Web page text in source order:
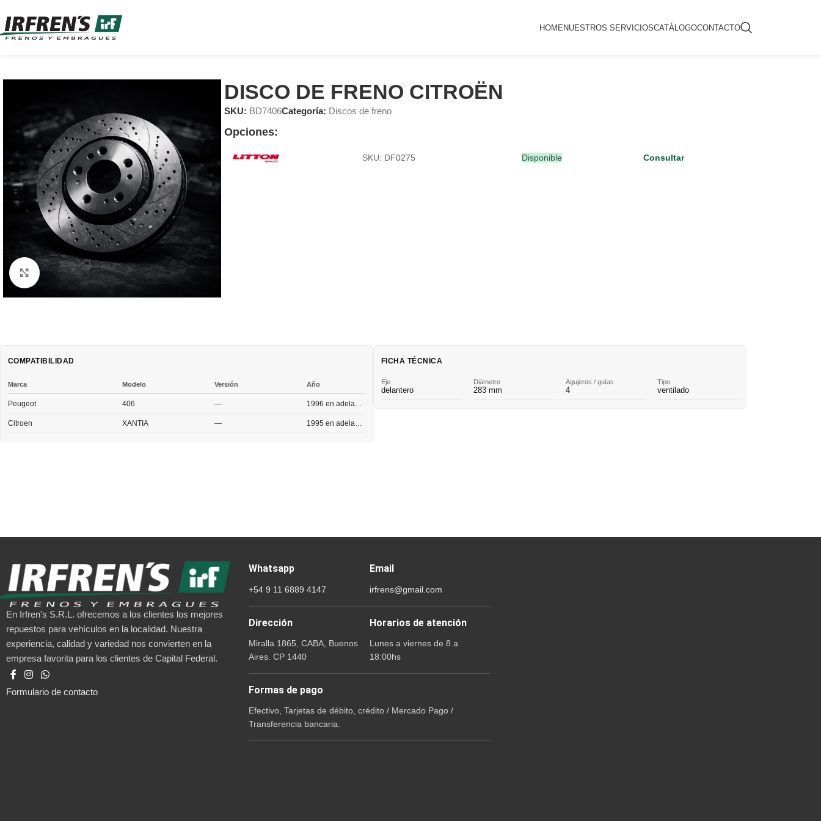
HOMENUESTROS SERVICIOSCATÁLOGOCONTACTO
Clic para ampliar
DISCO DE FRENO CITROËN
SKU: BD7406Categoría: Discos de freno
Opciones:
SKU: DF0275 Disponible Consultar
COMPATIBILIDAD
Marca Modelo Versión Año
Peugeot 406 —
Citroen XANTIA —
FICHA TÉCNICA
Eje
delantero
Diámetro
283 mm
Agujeros / guías
4
Tipo
ventilado
En Irfren's S.R.L. ofrecemos a los clientes los mejores
repuestos para vehículos en la localidad. Nuestra
experiencia, calidad y variedad nos convierten en la
empresa favorita para los clientes de Capital Federal.
Formulario de contacto
Whatsapp
+54 9 11 6889 4147
Email
irfrens@gmail.com
Dirección
Miralla 1865, CABA, Buenos
Aires. CP 1440
Horarios de atención
Lunes a viernes de 8 a
18:00hs
Formas de pago
Efectivo, Tarjetas de débito, crédito / Mercado Pago /
Transferencia bancaria.